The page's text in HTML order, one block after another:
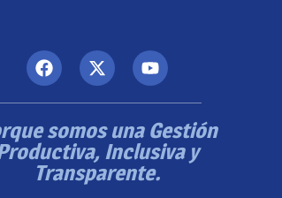
somos una Gestión
Inclusiva y
Transparente.